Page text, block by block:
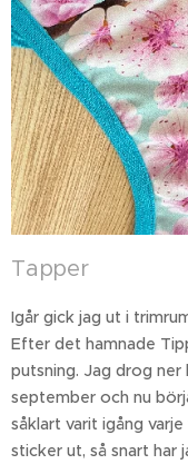
Tapper
Igår gick jag ut i
Efter det hamnade
putsning. Jag drog ner
september och nu
såklart varit igång
sticker ut, så snart har